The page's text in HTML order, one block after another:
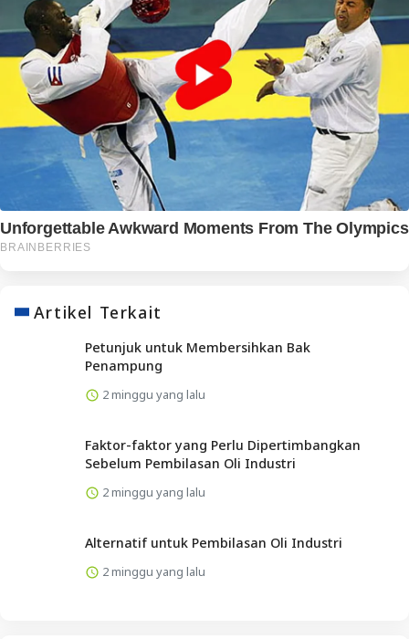
Artikel Terkait
Petunjuk untuk Membersihkan Bak
Penampung
2 minggu yang lalu
Faktor-faktor yang Perlu Dipertimbangkan
Sebelum Pembilasan Oli Industri
2 minggu yang lalu
Alternatif untuk Pembilasan Oli Industri
2 minggu yang lalu